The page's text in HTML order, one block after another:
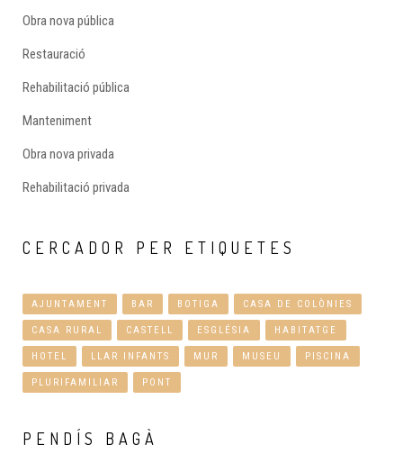
Obra nova pública
Restauració
Rehabilitació pública
Manteniment
Obra nova privada
Rehabilitació privada
CERCADOR PER ETIQUETES
AJUNTAMENT BAR BOTIGA CASA DE COLÒNIES
CASA RURAL CASTELL ESGLÉSIA HABITATGE
HOTEL LLAR INFANTS MUR MUSEU PISCINA
PLURIFAMILIAR PONT
PENDÍS BAGÀ